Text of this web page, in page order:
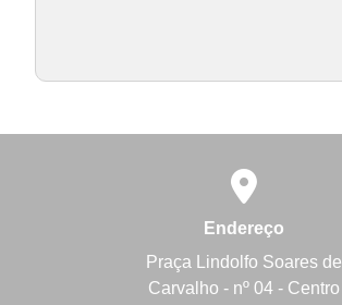
Endereço
Praça Lindolfo Soares de
Carvalho - nº 04 - Centro